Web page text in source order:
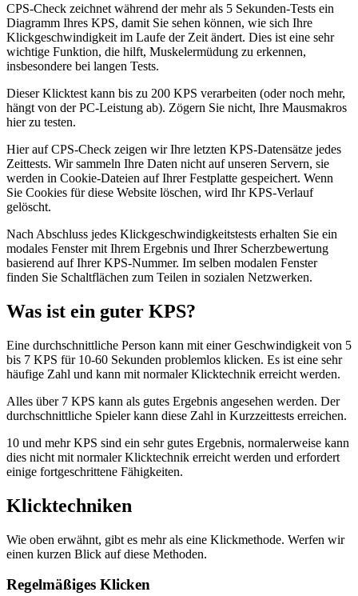
CPS-Check zeichnet während der mehr als 5 Sekunden-Tests ein
Diagramm Ihres KPS, damit Sie sehen können, wie sich Ihre
Klickgeschwindigkeit im Laufe der Zeit ändert. Dies ist eine sehr
wichtige Funktion, die hilft, Muskelermüdung zu erkennen,
insbesondere bei langen Tests.
Dieser Klicktest kann bis zu 200 KPS verarbeiten (oder noch mehr,
hängt von der PC-Leistung ab). Zögern Sie nicht, Ihre Mausmakros
hier zu testen.
Hier auf CPS-Check zeigen wir Ihre letzten KPS-Datensätze jedes
Zeittests. Wir sammeln Ihre Daten nicht auf unseren Servern, sie
werden in Cookie-Dateien auf Ihrer Festplatte gespeichert. Wenn
Sie Cookies für diese Website löschen, wird Ihr KPS-Verlauf
gelöscht.
Nach Abschluss jedes Klickgeschwindigkeitstests erhalten Sie ein
modales Fenster mit Ihrem Ergebnis und Ihrer Scherzbewertung
basierend auf Ihrer KPS-Nummer. Im selben modalen Fenster
finden Sie Schaltflächen zum Teilen in sozialen Netzwerken.
Was ist ein guter KPS?
Eine durchschnittliche Person kann mit einer Geschwindigkeit von 5
bis 7 KPS für 10-60 Sekunden problemlos klicken. Es ist eine sehr
häufige Zahl und kann mit normaler Klicktechnik erreicht werden.
Alles über 7 KPS kann als gutes Ergebnis angesehen werden. Der
durchschnittliche Spieler kann diese Zahl in Kurzzeittests erreichen.
10 und mehr KPS sind ein sehr gutes Ergebnis, normalerweise kann
dies nicht mit normaler Klicktechnik erreicht werden und erfordert
einige fortgeschrittene Fähigkeiten.
Klicktechniken
Wie oben erwähnt, gibt es mehr als eine Klickmethode. Werfen wir
einen kurzen Blick auf diese Methoden.
Regelmäßiges Klicken